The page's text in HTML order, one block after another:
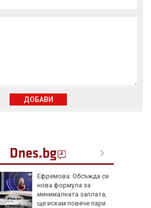
Ефремова: Обсъжда се
нова формула за
минималната заплата,
ще искам повече пари
ДОБАВИ